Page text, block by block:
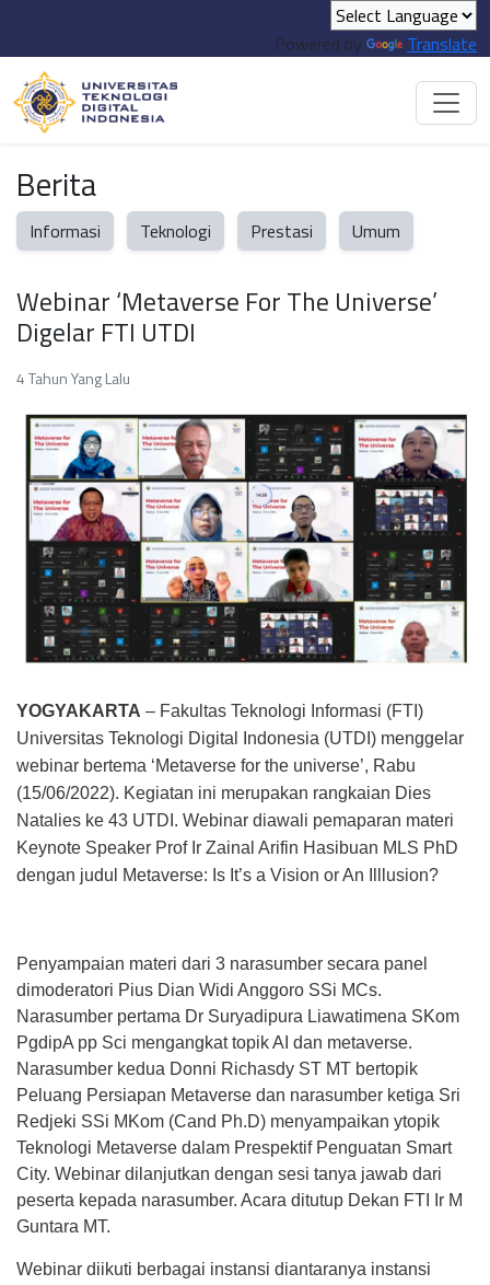
Powered by Translate
Berita
Informasi Teknologi Prestasi Umum
Webinar ‘Metaverse For The Universe’
Digelar FTI UTDI
4 Tahun Yang Lalu
YOGYAKARTA – Fakultas Teknologi Informasi (FTI)
Universitas Teknologi Digital Indonesia (UTDI) menggelar
webinar bertema ‘Metaverse for the universe’, Rabu
(15/06/2022). Kegiatan ini merupakan rangkaian Dies
Natalies ke 43 UTDI. Webinar diawali pemaparan materi
Keynote Speaker Prof Ir Zainal Arifin Hasibuan MLS PhD
dengan judul Metaverse: Is It’s a Vision or An Illlusion?
Penyampaian materi dari 3 narasumber secara panel
dimoderatori Pius Dian Widi Anggoro SSi MCs.
Narasumber pertama Dr Suryadipura Liawatimena SKom
PgdipA pp Sci mengangkat topik AI dan metaverse.
Narasumber kedua Donni Richasdy ST MT bertopik
Peluang Persiapan Metaverse dan narasumber ketiga Sri
Redjeki SSi MKom (Cand Ph.D) menyampaikan ytopik
Teknologi Metaverse dalam Prespektif Penguatan Smart
City. Webinar dilanjutkan dengan sesi tanya jawab dari
peserta kepada narasumber. Acara ditutup Dekan FTI Ir M
Guntara MT.
Webinar diikuti berbagai instansi diantaranya instansi